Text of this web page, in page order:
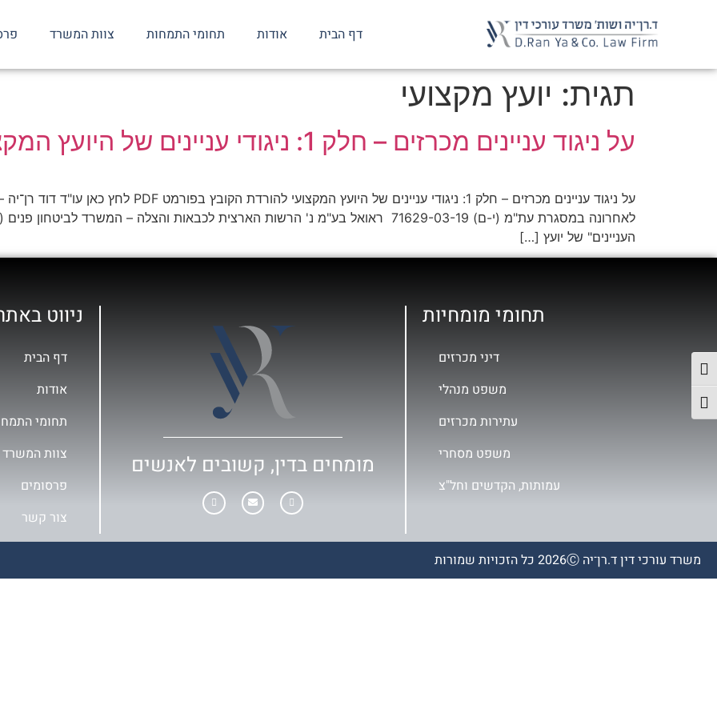
הפעל/כבה ניגודיות גבוהה
מתג גודל גופן
דף הבית אודות תחומי התמחות צוות המשרד
תגית: יועץ מקצועי
על ניגוד עניינים מכרזים – חלק 1: ניגודי עניינים של היועץ המקצועי
העניינים" של יועץ […]
תחומי מומחיות
דיני מכרזים
משפט מנהלי
עתירות מכרזים
משפט מסחרי
עמותות, הקדשים וחל"צ
מומחים בדין, קשובים לאנשים
ניווט
דף הבית
אודות
תחומי
צוות המשרד
פרסומים
צור קשר
משרד עורכי דין ד.רן־יה 2026Ⓒ כל הזכויות שמורות